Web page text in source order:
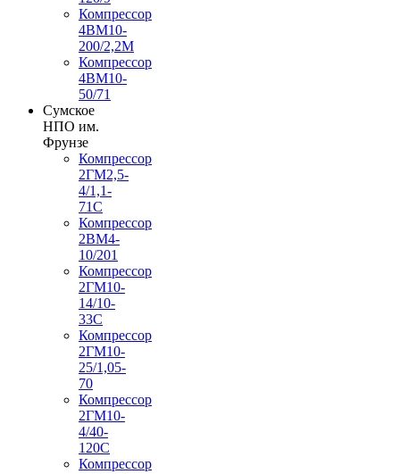
Компрессор
4ВМ10-
200/2,2М
Компрессор
4ВМ10-
50/71
Сумское
НПО им.
Фрунзе
Компрессор
2ГМ2,5-
4/1,1-
71С
Компрессор
2ВМ4-
10/201
Компрессор
2ГМ10-
14/10-
33С
Компрессор
2ГМ10-
25/1,05-
70
Компрессор
2ГМ10-
4/40-
120С
Компрессор